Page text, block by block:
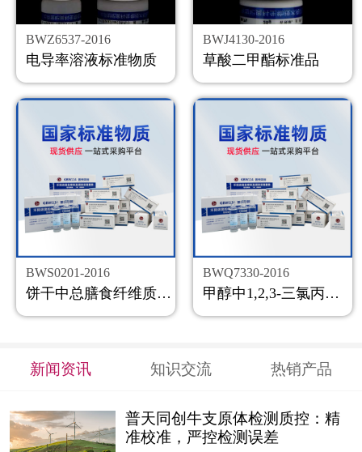
BWZ6537-2016
电导率溶液标准物质
BWJ4130-2016
草酸二甲酯标准品
BWS0201-2016
饼干中总膳食纤维质控样品
BWQ7330-2016
甲醇中1,2,3-三氯丙烷溶液标准物质
新闻资讯 知识交流 热销产品
普天同创牛支原体检测质控：精
准校准，严控检测误差
会员中心
联系我们
返回主页